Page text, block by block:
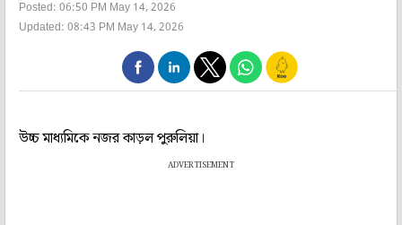
Posted: 06:50 PM May 14, 2026
Updated: 08:43 PM May 14, 2026
উচ্চ মাধ্যমিকে নজর কাড়ল পুরুলিয়া।
ADVERTISEMENT